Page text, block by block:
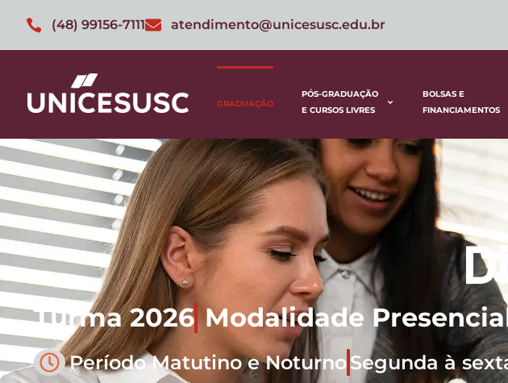
(48) 99156-7111 atendimento@unicesusc.edu.br
GRADUAÇÃO
PÓS-GRADUAÇÃO
E CURSOS LIVRES
BOLSAS E
FINANCIAMENTOS
Turma 2026 Modalidade
Período Matutino e NoturnoSegunda à